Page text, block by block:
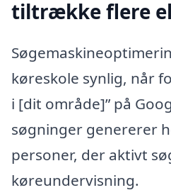
tiltrække flere
køreskole synlig, når
i [dit område]” på
søgninger genererer
personer, der aktivt
køreundervisning.